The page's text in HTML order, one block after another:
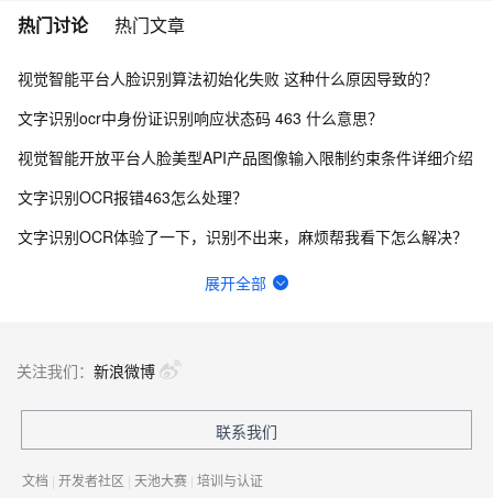
热门讨论 热门文章
视觉智能平台人脸识别算法初始化失败 这种什么原因导致的？
文字识别ocr中身份证识别响应状态码 463 什么意思？
视觉智能开放平台人脸美型API产品图像输入限制约束条件详细介绍
文字识别OCR报错463怎么处理？
文字识别OCR体验了一下，识别不出来，麻烦帮我看下怎么解决？
图像搜索可以限定最小相似度吗？
展开全部
关注我们： 新浪微博
联系我们
文档 | 开发者社区 | 天池大赛 | 培训与认证